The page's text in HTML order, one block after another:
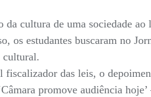
cultura de uma sociedade
os estudantes buscaram no
cultural.
das leis, o
promove audiência